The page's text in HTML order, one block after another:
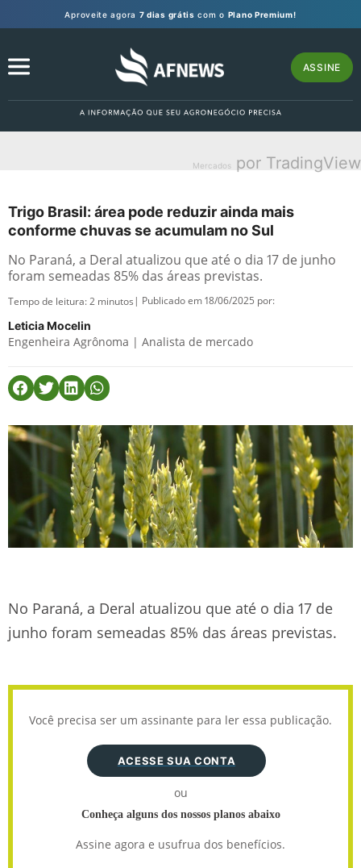
Aproveite agora 7 dias grátis com o Plano Premium!
ASSINE
Mercados por TradingView
Trigo Brasil: área pode reduzir ainda mais
conforme chuvas se acumulam no Sul
No Paraná, a Deral atualizou que até o dia 17 de junho
foram semeadas 85% das áreas previstas.
Tempo de leitura:2 minutos | Publicado em 18/06/2025 por:
Leticia Mocelin
Engenheira Agrônoma | Analista de mercado
No Paraná, a Deral atualizou que até o dia 17 de
junho foram semeadas 85% das áreas previstas.
Você precisa ser um assinante para ler essa publicação.
ACESSE SUA CONTA
ou
Conheça alguns dos nossos planos abaixo
Assine agora e usufrua dos benefícios.